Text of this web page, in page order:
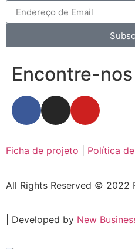
Encontre-nos
Ficha de projeto Política
All Rights Reserved © 2022
| Developed by New